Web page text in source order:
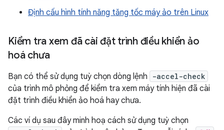
Định cấu hình tính năng tăng tốc máy ảo trên Linux
Kiểm tra xem đã cài đặt trình điều khiển ảo
hoá chưa
Bạn có thể sử dụng tuỳ chọn dòng lệnh -accel-check
của trình mô phỏng để kiểm tra xem máy tính hiện đã cài
đặt trình điều khiển ảo hoá hay chưa.
Các ví dụ sau đây minh hoạ cách sử dụng tuỳ chọn